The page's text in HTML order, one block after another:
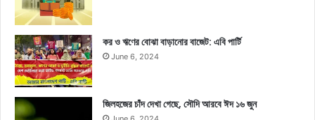
কর ও ঋণের বোঝা বাড়ানোর বাজেট: এবি পার্টি
June 6, 2024
জিলহজের চাঁদ দেখা গেছে, সৌদি আরবে ঈদ ১৬ জুন